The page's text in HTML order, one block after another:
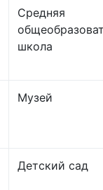
Средняя
школа
Музей
Детский сад